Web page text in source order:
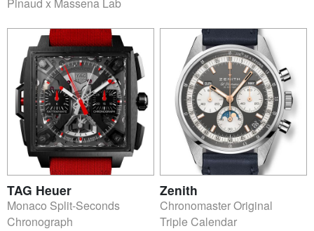
Pinaud x Massena Lab
TAG Heuer
Monaco Split-Seconds
Chronograph
Zenith
Chronomaster Original
Triple Calendar